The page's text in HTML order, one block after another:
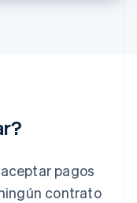
pagos
contrato